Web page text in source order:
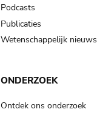
Podcasts
Publicaties
Wetenschappelijk nieuws
ONDERZOEK
Ontdek ons onderzoek